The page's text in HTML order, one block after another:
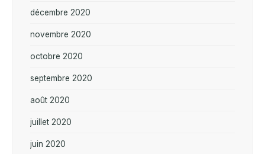
décembre 2020
novembre 2020
octobre 2020
septembre 2020
août 2020
juillet 2020
juin 2020